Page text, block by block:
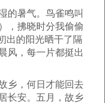
暑气。鸟雀鸣叫
，拂晓时分我偷偷
出的阳光晒干了隔
风，每一片都挺出
，何日才能回去
长安。五月，故乡